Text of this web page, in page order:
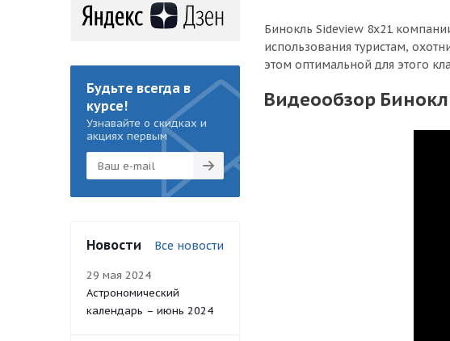
Бинокль Sideview 8x21
использования туристам,
этом оптимальной для этого
Видеообзор
Будьте всегда в
курсе!
Узнавайте о скидках и
акциях первым
Новости Все новости
29 мая 2024
Астрономический
календарь – июнь 2024